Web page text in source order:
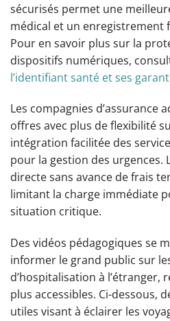
sécurisés permet une
médical et un enregistrement
Pour en savoir plus sur la
dispositifs numériques,
l’identifiant santé et ses
Les compagnies d’assurance
offres avec plus de flexibilité
intégration facilitée des
pour la gestion des urgences.
directe sans avance de frais
limitant la charge immédiate
situation critique.
Des vidéos pédagogiques se
informer le grand public sur
d’hospitalisation à l’étranger,
plus accessibles. Ci-dessous,
utiles visant à éclairer les